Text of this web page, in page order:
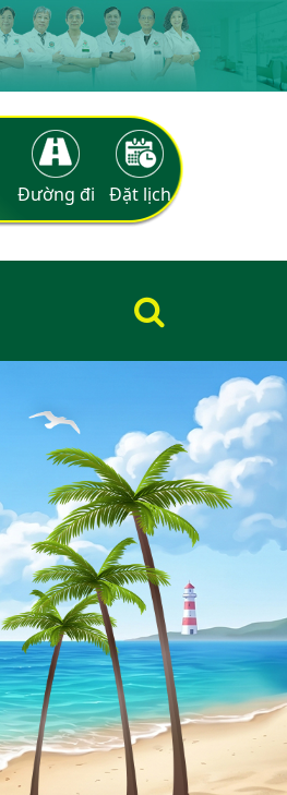
Đường đi Đặt lịch